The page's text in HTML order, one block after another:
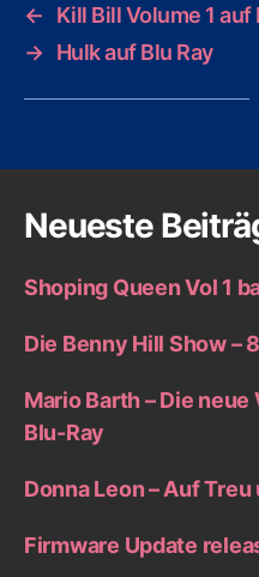
←
Kill Bill Volume 1 auf
→ Hulk auf Blu Ray
Neueste
Shoping Queen Vol 1
Die Benny Hill Show –
Mario Barth – Die
Blu-Ray
Donna Leon – Auf Treu
Firmware Update